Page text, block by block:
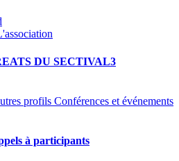
DU SECTIVAL3
profils Conférences et événements
à participants